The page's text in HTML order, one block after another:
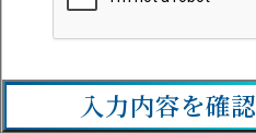
つ
入力内容を確認